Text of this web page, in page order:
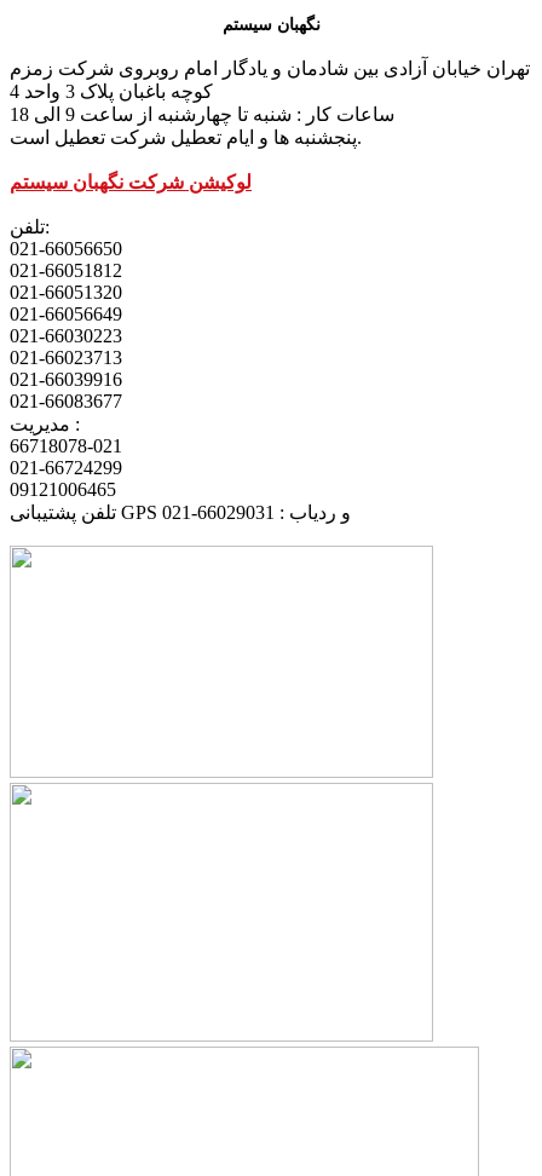
نگهبان سیستم
تهران خیابان آزادی بین شادمان و یادگار امام روبروی شرکت زمزم
کوچه باغبان پلاک 3 واحد 4
پنجشنبه ها و ایام تعطیل شرکت تعطیل است.
لوکیشن شرکت نگهبان سیستم
تلفن:
021-66056650
021-66051812
021-66051320
021-66056649
021-66030223
021-66023713
021-66039916
021-66083677
مدیریت :
66718078-021
021-66724299
09121006465
تلفن پشتیبانی GPS و ردیاب : 66029031-021